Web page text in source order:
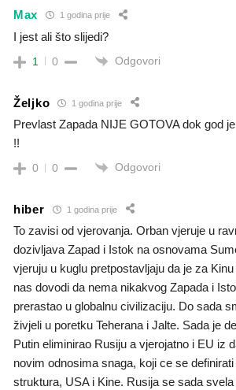
Max 1 godina prije
I jest ali što slijedi?
1 0 Odgovori
Željko 1 godina prije
Prevlast Zapada NIJE GOTOVA dok god
!!
0 0 Odgovori
hiber 1 godina prije
To zavisi od vjerovanja. Orban vjeruje u
dozivljava Zapad i Istok na osnovama
vjeruju u kuglu pretpostavljaju da je za
nas dovodi da nema nikakvog Zapada i
prerastao u globalnu civilizaciju. Do sada
živjeli u poretku Teherana i Jalte. Sada je
Putin eliminirao Rusiju a vjerojatno i EU iz
novim odnosima snaga, koji ce se
struktura, USA i Kine. Rusija se sada